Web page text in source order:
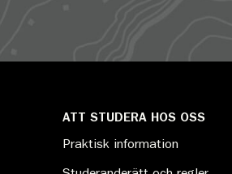
ATT STUDERA HOS OSS
Praktisk information